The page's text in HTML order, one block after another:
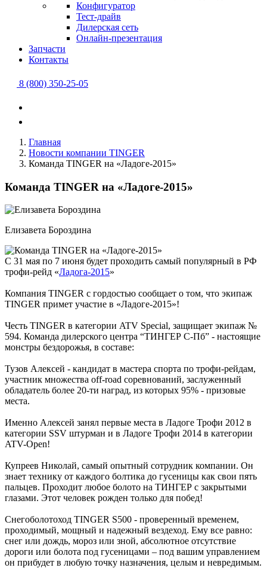
Конфигуратор
Тест-драйв
Дилерская сеть
Онлайн-презентация
Запчасти
Контакты
8 (800) 350-25-05
Главная
Новости компании TINGER
Команда TINGER на «Ладоге-2015»
Команда TINGER на «Ладоге-2015»
Елизавета Бороздина
С 31 мая по 7 июня будет проходить самый популярный в РФ
трофи-рейд «Ладога-2015»
Компания TINGER с гордостью сообщает о том, что экипаж
TINGER примет участие в «Ладоге-2015»!
Честь TINGER в категории ATV Special, защищает экипаж №
594. Команда дилерского центра “ТИНГЕР С-Пб” - настоящие
монстры бездорожья, в составе:
Тузов Алексей - кандидат в мастера спорта по трофи-рейдам,
участник множества off-road соревнований, заслуженный
обладатель более 20-ти наград, из которых 95% - призовые
места.
Именно Алексей занял первые места в Ладоге Трофи 2012 в
категории SSV штурман и в Ладоге Трофи 2014 в категории
ATV-Open!
Купреев Николай, самый опытный сотрудник компании. Он
знает технику от каждого болтика до гусеницы как свои пять
пальцев. Проходит любое болото на ТИНГЕР с закрытыми
глазами. Этот человек рожден только для побед!
Снегоболотоход TINGER S500 - проверенный временем,
проходимый, мощный и надежный вездеход. Ему все равно:
снег или дождь, мороз или зной, абсолютное отсутствие
дороги или болота под гусеницами – под вашим управлением
он прибудет в любую точку назначения, целым и невредимым.